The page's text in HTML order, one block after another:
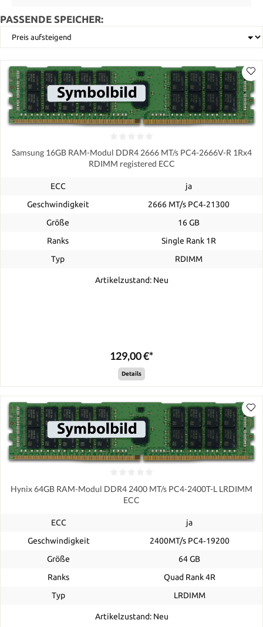
PASSENDE SPEICHER:
Samsung 16GB RAM-Modul DDR4 2666 MT/s PC4-2666V-R 1Rx4
RDIMM registered ECC
ECC
ja
Geschwindigkeit
2666 MT/s PC4‑21300
Größe
16 GB
Ranks
Single Rank 1R
Typ
RDIMM
Artikelzustand: Neu
129,00 €*
Details
Hynix 64GB RAM-Modul DDR4 2400 MT/s PC4-2400T-L LRDIMM
ECC
ECC
ja
Geschwindigkeit
2400MT/s PC4‑19200
Größe
64 GB
Ranks
Quad Rank 4R
Typ
LRDIMM
Artikelzustand: Neu